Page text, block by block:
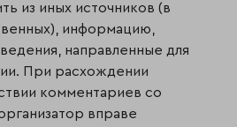
из иных источников (в
информацию,
направ­ленные для
При расхождении
ком­ментариев со
вправе